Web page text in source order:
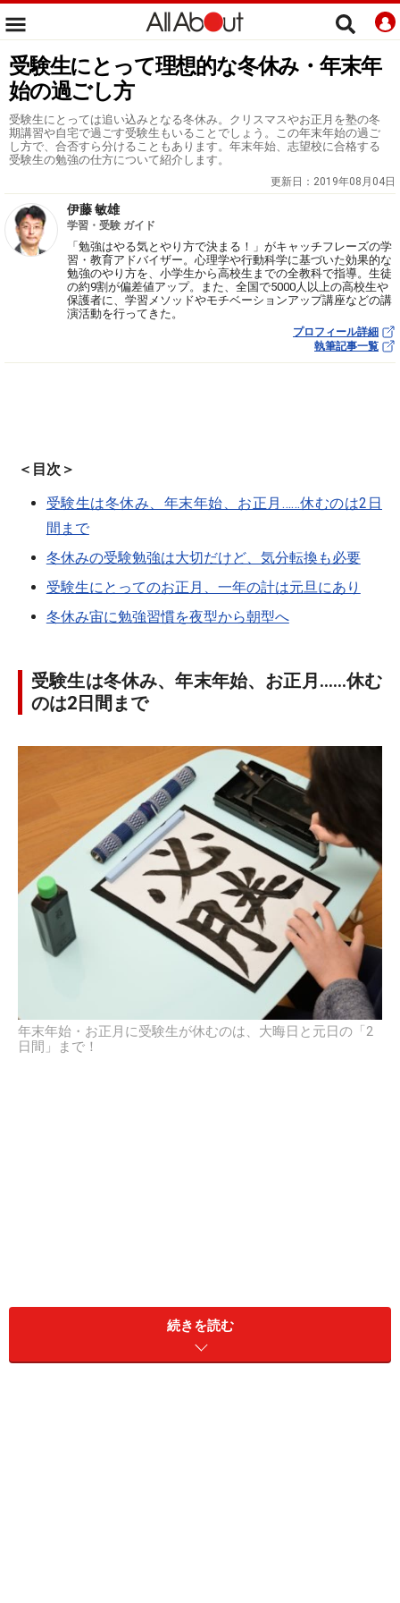
受験生にとって理想的な冬休み・年末年
始の過ごし方
受験生にとっては追い込みとなる冬休み。クリスマスやお正月を塾の冬
期講習や自宅で過ごす受験生もいることでしょう。この年末年始の過ご
し方で、合否すら分けることもあります。年末年始、志望校に合格する
受験生の勉強の仕方について紹介します。
更新日： 2019年08月04日
伊藤 敏雄
学習・受験 ガイド
「勉強はやる気とやり方で決まる！」がキャッチフレーズの学
習・教育アドバイザー。心理学や行動科学に基づいた効果的な
勉強のやり方を、小学生から高校生までの全教科で指導。生徒
の約9割が偏差値アップ。また、全国で5000人以上の高校生や
保護者に、学習メソッドやモチベーションアップ講座などの講
演活動を行ってきた。
プロフィール詳細
執筆記事一覧
＜目次＞
受験生は冬休み、年末年始、お正月……休むのは2日
間まで
冬休みの受験勉強は大切だけど、気分転換も必要
受験生にとってのお正月、一年の計は元旦にあり
冬休み宙に勉強習慣を夜型から朝型へ
受験生は冬休み、年末年始、お正月……休む
のは2日間まで
年末年始・お正月に受験生が休むのは、大晦日と元日の「2
日間」まで！
受験生にとって、冬休みは最後の山場。でも怖いのが、
クリスマス、大晦日、お正月とイベント続きの年末年始
続きを読む